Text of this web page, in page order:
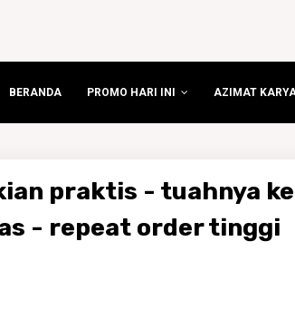
BERANDA PROMO HARI INI AZIMAT
praktis - tuahnya
- repeat order tinggi